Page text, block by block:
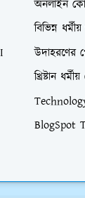
অনলাইন
বিভিন্ন
উদাহরণের
খ্রিষ্টান
BlogSpot